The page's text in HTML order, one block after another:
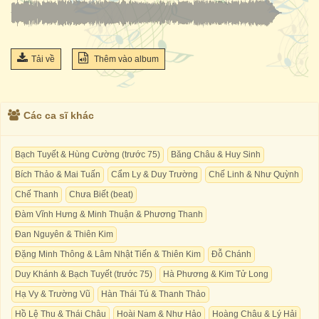
Tải về Thêm vào album
Các ca sĩ khác
Bạch Tuyết & Hùng Cường (trước 75)
Băng Châu & Huy Sinh
Bích Thảo & Mai Tuấn
Cẩm Ly & Duy Trường
Chế Linh & Như Quỳnh
Chế Thanh
Chưa Biết (beat)
Đàm Vĩnh Hưng & Minh Thuận & Phương Thanh
Đan Nguyên & Thiên Kim
Đặng Minh Thông & Lâm Nhật Tiến & Thiên Kim
Đỗ Chánh
Duy Khánh & Bạch Tuyết (trước 75)
Hà Phương & Kim Tử Long
Hạ Vy & Trường Vũ
Hàn Thái Tú & Thanh Thảo
Hồ Lệ Thu & Thái Châu
Hoài Nam & Như Hảo Hoàng Châu & Lý Hải